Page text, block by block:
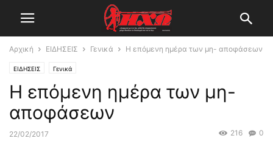
Αρχική ΕΙΔΗΣΕΙΣ Γενικά Η επόμενη ημέρα των μη- αποφάσεων
ΕΙΔΗΣΕΙΣ Γενικά
Η επόμενη ημέρα των μη-
αποφάσεων
22/02/2017 0
216